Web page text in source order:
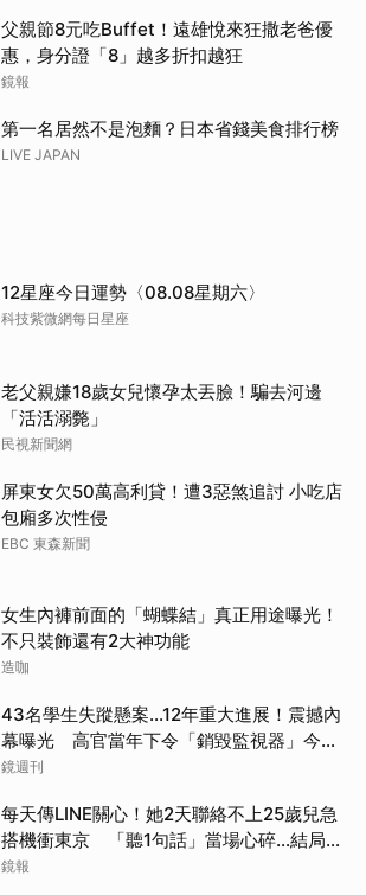
父親節8元吃Buffet！遠雄悅來狂撒老爸優
惠，身分證「8」越多折扣越狂
鏡報
第一名居然不是泡麵？日本省錢美食排行榜
LIVE JAPAN
12星座今日運勢〈08.08星期六〉
科技紫微網每日星座
老父親嫌18歲女兒懷孕太丟臉！騙去河邊
「活活溺斃」
民視新聞網
屏東女欠50萬高利貸！遭3惡煞追討 小吃店
包廂多次性侵
EBC 東森新聞
女生內褲前面的「蝴蝶結」真正用途曝光！
不只裝飾還有2大神功能
造咖
43名學生失蹤懸案...12年重大進展！震撼內
幕曝光 高官當年下令「銷毀監視器」今遭
逮
鏡週刊
每天傳LINE關心！她2天聯絡不上25歲兒急
搭機衝東京 「聽1句話」當場心碎...結局看
哭網
鏡報
取消